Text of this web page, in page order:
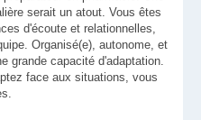
serait un atout. Vous êtes
d'écoute et relationnelles,
Organisé(e), autonome, et
grande capacité d'adaptation.
face aux situations, vous